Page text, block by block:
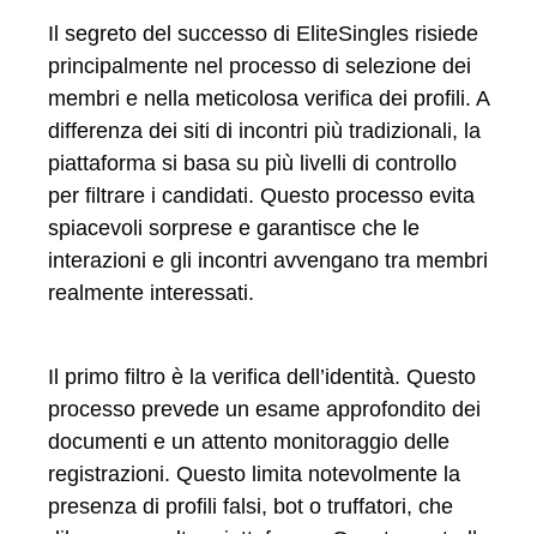
Il segreto del successo di EliteSingles risiede
principalmente nel processo di selezione dei
membri e nella meticolosa verifica dei profili. A
differenza dei siti di incontri più tradizionali, la
piattaforma si basa su più livelli di controllo
per filtrare i candidati. Questo processo evita
spiacevoli sorprese e garantisce che le
interazioni e gli incontri avvengano tra membri
realmente interessati.
Il primo filtro è la verifica dell’identità. Questo
processo prevede un esame approfondito dei
documenti e un attento monitoraggio delle
registrazioni. Questo limita notevolmente la
presenza di profili falsi, bot o truffatori, che